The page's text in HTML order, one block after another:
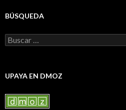
BÚSQUEDA
Buscar:
UPAYA EN DMOZ